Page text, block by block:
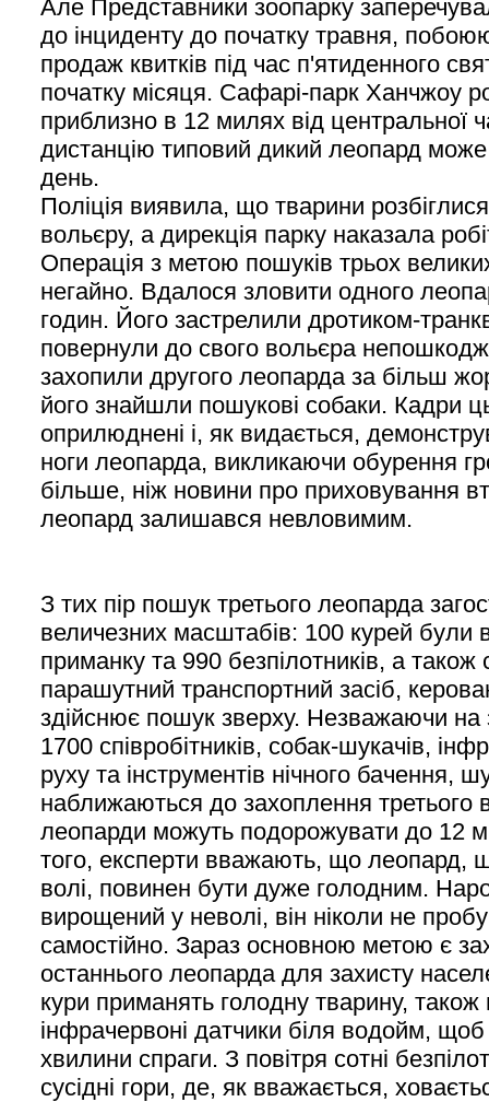
Але Представники зоопарку
до інциденту до початку травня,
продаж квитків під час п'ятиденного
початку місяця. Сафарі-парк Ханчжоу
приблизно в 12 милях від центральної
дистанцію типовий дикий леопард
день.
Поліція виявила, що тварини
вольєру, а дирекція парку наказала
Операція з метою пошуків трьох
негайно. Вдалося зловити одного
годин. Його застрелили дротиком-
повернули до свого вольєра
захопили другого леопарда за більш
його знайшли пошукові собаки. Кадри
оприлюднені і, як видається,
ноги леопарда, викликаючи обурення
більше, ніж новини про приховування
леопард залишався невловимим.
З тих пір пошук третього леопарда
величезних масштабів: 100 курей були
приманку та 990 безпілотників, а також
парашутний транспортний засіб,
здійснює пошук зверху. Незважаючи на
1700 співробітників, собак-шукачів,
руху та інструментів нічного бачення,
наближаються до захоплення третього
леопарди можуть подорожувати до 12
того, експерти вважають, що леопард,
волі, повинен бути дуже голодним.
вирощений у неволі, він ніколи не
самостійно. Зараз основною метою є
останнього леопарда для захисту
кури приманять голодну тварину, також
інфрачервоні датчики біля водойм,
хвилини спраги. З повітря сотні
сусідні гори, де, як вважається,